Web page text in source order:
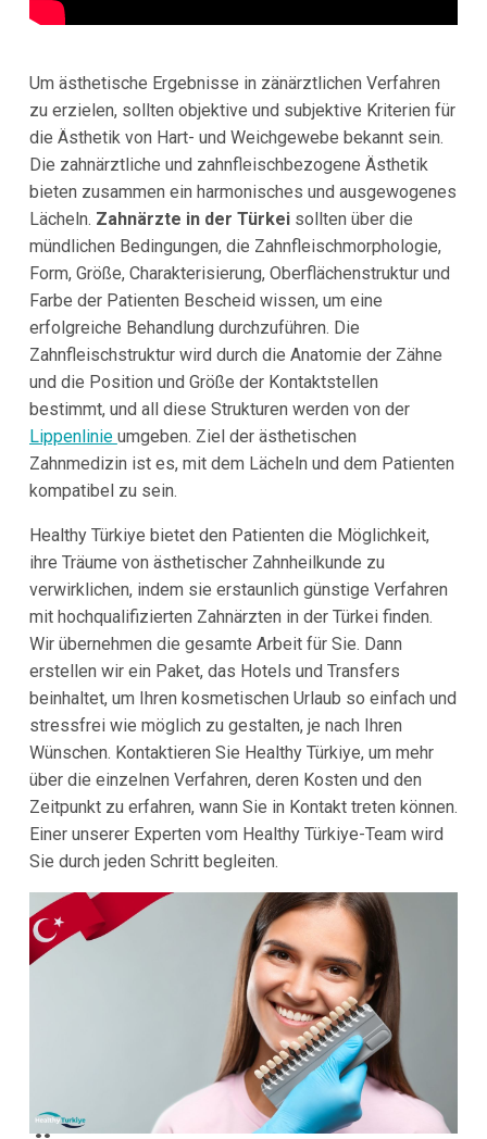
Um ästhetische Ergebnisse in zänärztlichen Verfahren
zu erzielen, sollten objektive und subjektive Kriterien für
die Ästhetik von Hart- und Weichgewebe bekannt sein.
Die zahnärztliche und zahnfleischbezogene Ästhetik
bieten zusammen ein harmonisches und ausgewogenes
Lächeln. Zahnärzte in der Türkeisollten über die
mündlichen Bedingungen, die Zahnfleischmorphologie,
Form, Größe, Charakterisierung, Oberflächenstruktur und
Farbe der Patienten Bescheid wissen, um eine
erfolgreiche Behandlung durchzuführen. Die
Zahnfleischstruktur wird durch die Anatomie der Zähne
und die Position und Größe der Kontaktstellen
bestimmt, und all diese Strukturen werden von der
Lippenlinie umgeben. Ziel der ästhetischen
Zahnmedizin ist es, mit dem Lächeln und dem Patienten
kompatibel zu sein.
Healthy Türkiye bietet den Patienten die Möglichkeit,
ihre Träume von ästhetischer Zahnheilkunde zu
verwirklichen, indem sie erstaunlich günstige Verfahren
mit hochqualifizierten Zahnärzten in der Türkei finden.
Wir übernehmen die gesamte Arbeit für Sie. Dann
erstellen wir ein Paket, das Hotels und Transfers
beinhaltet, um Ihren kosmetischen Urlaub so einfach und
stressfrei wie möglich zu gestalten, je nach Ihren
Wünschen. Kontaktieren Sie Healthy Türkiye, um mehr
über die einzelnen Verfahren, deren Kosten und den
Zeitpunkt zu erfahren, wann Sie in Kontakt treten können.
Einer unserer Experten vom Healthy Türkiye-Team wird
Sie durch jeden Schritt begleiten.